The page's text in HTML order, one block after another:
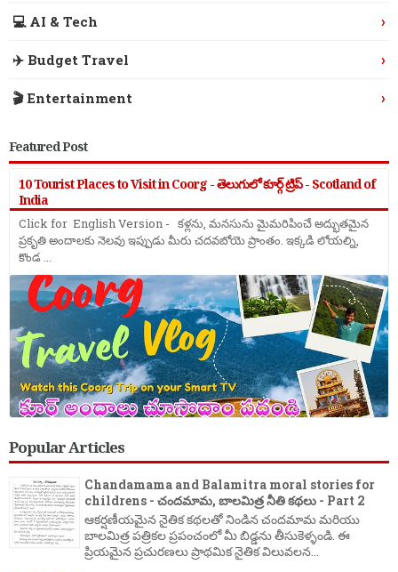
💻 AI & Tech ›
✈️ Budget Travel ›
🎬 Entertainment ›
Featured Post
10 Tourist Places to Visit in Coorg - తెలుగులో కూర్గ్ ట్రిప్ - Scotland of
India
Click for English Version - కళ్లను, మనసును మైమరిపించే అద్భుతమైన
ప్రకృతి అందాలకు నెలవు ఇప్పుడు మీరు చదవబోయె ప్రాంతం. ఇక్కడి లోయల్ని,
కొండ ...
Popular Articles
Chandamama and Balamitra moral stories for
childrens - చందమామ, బాలమిత్ర నీతి కథలు - Part 2
ఆకర్షణీయమైన నైతిక కథలతో నిండిన చందమామ మరియు
బాలమిత్ర పత్రికల ప్రపంచంలో మీ బిడ్డను తీసుకెళ్ళండి. ఈ
ప్రియమైన ప్రచురణలు ప్రాథమిక నైతిక విలువలన...